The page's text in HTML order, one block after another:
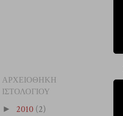
ΑΡΧΕΙΟΘΉΚΗ
ΙΣΤΟΛΟΓΊΟΥ
► 2010 (2)